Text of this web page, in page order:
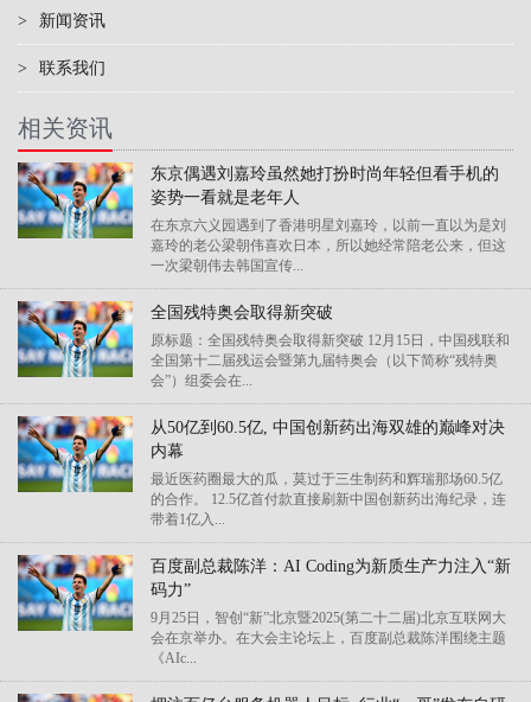
> 新闻资讯
> 联系我们
相关资讯
东京偶遇刘嘉玲虽然她打扮时尚年轻但看手机的
姿势一看就是老年人
在东京六义园遇到了香港明星刘嘉玲，以前一直以为是刘
嘉玲的老公梁朝伟喜欢日本，所以她经常陪老公来，但这
一次梁朝伟去韩国宣传...
全国残特奥会取得新突破
原标题：全国残特奥会取得新突破 12月15日，中国残联和
全国第十二届残运会暨第九届特奥会（以下简称“残特奥
会”）组委会在...
从50亿到60.5亿, 中国创新药出海双雄的巅峰对决
内幕
最近医药圈最大的瓜，莫过于三生制药和辉瑞那场60.5亿
的合作。 12.5亿首付款直接刷新中国创新药出海纪录，连
带着1亿入...
百度副总裁陈洋：AI Coding为新质生产力注入“新
码力”
9月25日，智创“新”北京暨2025(第二十二届)北京互联网大
会在京举办。在大会主论坛上，百度副总裁陈洋围绕主题
《AIc...